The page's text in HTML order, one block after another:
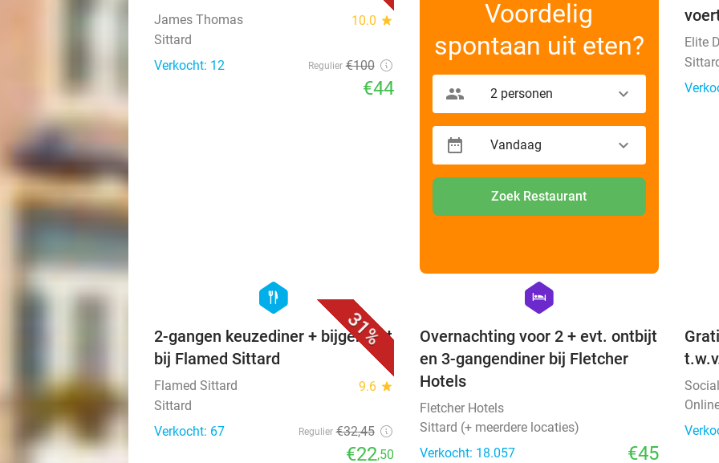
James Thomas 10.0 star
Sittard
Verkocht: 12
Regulier €100
€44
Voordelig
spontaan uit eten?
2 personen
Vandaag
Zoek Restaurant
Elite
31%
hexagon
food
2-gangen keuzediner + bijgerecht
bij Flamed Sittard
Flamed Sittard 9.6 star
Sittard
Verkocht: 67
Regulier €32,45
€22,50
favorite_border
hexagon
hotel
Overnachting voor 2 + evt. ontbijt
en 3-gangendiner bij Fletcher
Hotels
Fletcher Hotels
Sittard (+ meerdere locaties)
Verkocht: 18.057
€45